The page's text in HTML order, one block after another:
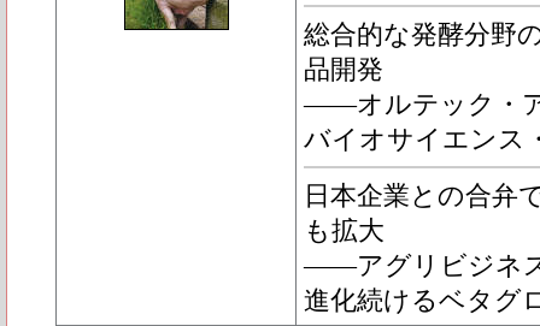
総合的な発酵分野
品開発
――オルテック・
バイオサイエンス
日本企業との合弁
も拡大
――アグリビジネ
進化続けるベタグ